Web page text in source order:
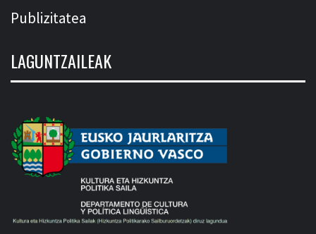
Publizitatea
LAGUNTZAILEAK